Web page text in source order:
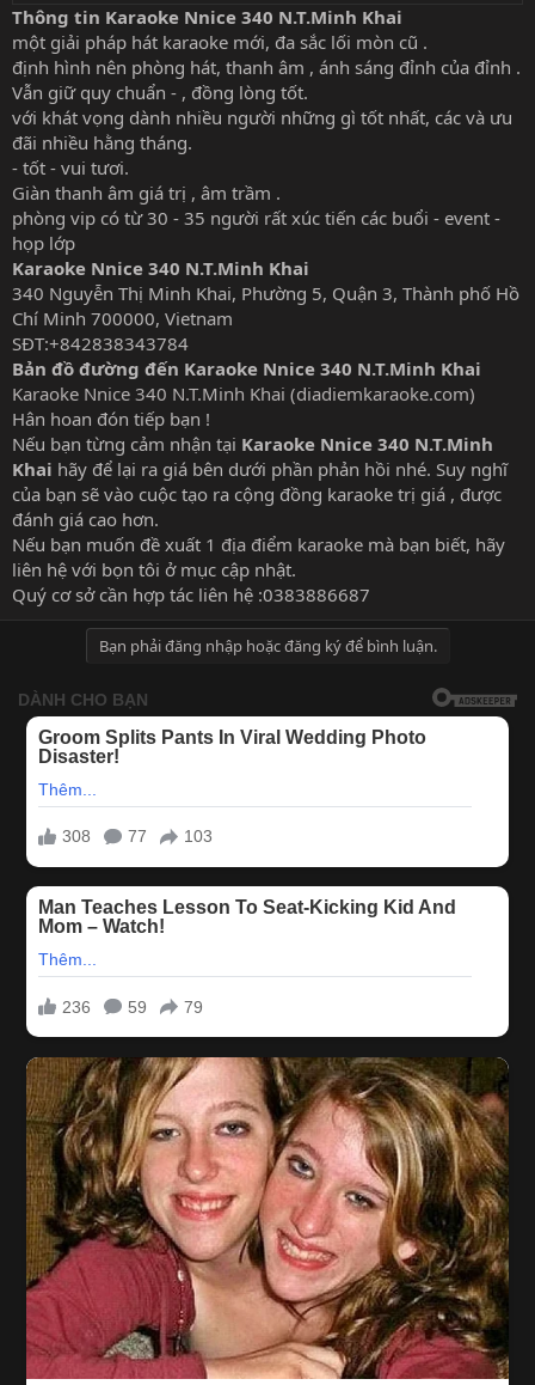
Thông tin Karaoke Nnice 340 N.T.Minh Khai
một giải pháp hát karaoke mới, đa sắc lối mòn cũ .
định hình nên phòng hát, thanh âm , ánh sáng đỉnh của đỉnh .
Vẫn giữ quy chuẩn - , đồng lòng tốt.
với khát vọng dành nhiều người những gì tốt nhất, các và ưu
đãi nhiều hằng tháng.
- tốt - vui tươi.
Giàn thanh âm giá trị , âm trầm .
phòng vip có từ 30 - 35 người rất xúc tiến các buổi - event -
họp lớp
Karaoke Nnice 340 N.T.Minh Khai
340 Nguyễn Thị Minh Khai, Phường 5, Quận 3, Thành phố Hồ
Chí Minh 700000, Vietnam
SĐT:+842838343784
Bản đồ đường đến Karaoke Nnice 340 N.T.Minh Khai
Karaoke Nnice 340 N.T.Minh Khai (diadiemkaraoke.com)
Hân hoan đón tiếp bạn !
Nếu bạn từng cảm nhận tại Karaoke Nnice 340 N.T.Minh
Khai hãy để lại ra giá bên dưới phần phản hồi nhé. Suy nghĩ
của bạn sẽ vào cuộc tạo ra cộng đồng karaoke trị giá , được
đánh giá cao hơn.
Nếu bạn muốn đề xuất 1 địa điểm karaoke mà bạn biết, hãy
liên hệ với bọn tôi ở mục cập nhật.
Quý cơ sở cần hợp tác liên hệ :0383886687
Bạn phải đăng nhập hoặc đăng ký để bình luận.